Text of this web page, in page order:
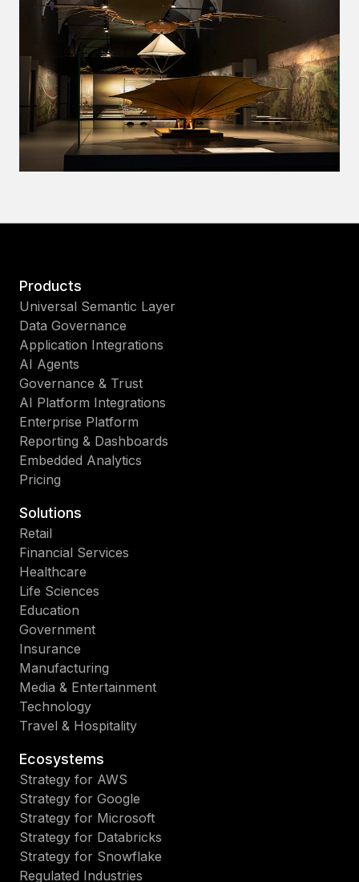
Products
Universal Semantic Layer
Data Governance
Application Integrations
AI Agents
Governance & Trust
AI Platform Integrations
Enterprise Platform
Reporting & Dashboards
Embedded Analytics
Pricing
Solutions
Retail
Financial Services
Healthcare
Life Sciences
Education
Government
Insurance
Manufacturing
Media & Entertainment
Technology
Travel & Hospitality
Ecosystems
Strategy for AWS
Strategy for Google
Strategy for Microsoft
Strategy for Databricks
Strategy for Snowflake
Regulated Industries